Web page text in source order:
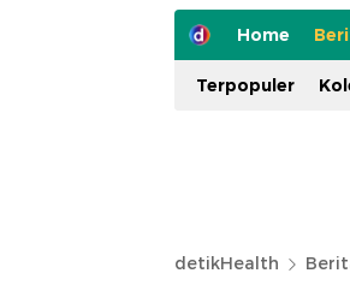
Home
Terpopuler
detikHealth